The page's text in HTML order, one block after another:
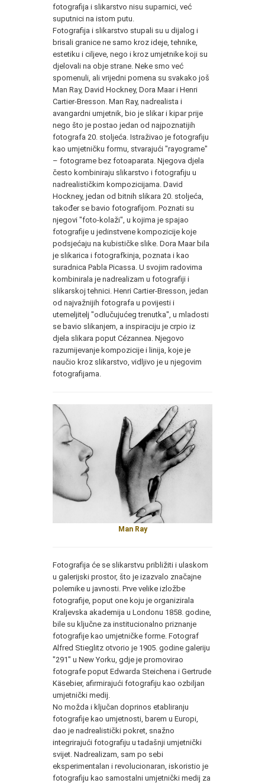
fotografija i slikarstvo nisu suparnici, već
suputnici na istom putu.
Fotografija i slikarstvo stupali su u dijalog i
brisali granice ne samo kroz ideje, tehnike,
estetiku i ciljeve, nego i kroz umjetnike koji su
djelovali na obje strane. Neke smo već
spomenuli, ali vrijedni pomena su svakako još
Man Ray, David Hockney, Dora Maar i Henri
Cartier-Bresson. Man Ray, nadrealista i
avangardni umjetnik, bio je slikar i kipar prije
nego što je postao jedan od najpoznatijih
fotografa 20. stoljeća. Istraživao je fotografiju
kao umjetničku formu, stvarajući "rayograme"
– fotograme bez fotoaparata. Njegova djela
često kombiniraju slikarstvo i fotografiju u
nadrealističkim kompozicijama. David
Hockney, jedan od bitnih slikara 20. stoljeća,
također se bavio fotografijom. Poznati su
njegovi "foto-kolaži", u kojima je spajao
fotografije u jedinstvene kompozicije koje
podsjećaju na kubističke slike. Dora Maar bila
je slikarica i fotografkinja, poznata i kao
suradnica Pabla Picassa. U svojim radovima
kombinirala je nadrealizam u fotografiji i
slikarskoj tehnici. Henri Cartier-Bresson, jedan
od najvažnijih fotografa u povijesti i
utemeljitelj "odlučujućeg trenutka", u mladosti
se bavio slikanjem, a inspiraciju je crpio iz
djela slikara poput Cézannea. Njegovo
razumijevanje kompozicije i linija, koje je
naučio kroz slikarstvo, vidljivo je u njegovim
fotografijama.
Man Ray
Fotografija će se slikarstvu približiti i ulaskom
u galerijski prostor, što je izazvalo značajne
polemike u javnosti. Prve velike izložbe
fotografije, poput one koju je organizirala
Kraljevska akademija u Londonu 1858. godine,
bile su ključne za institucionalno priznanje
fotografije kao umjetničke forme. Fotograf
Alfred Stieglitz otvorio je 1905. godine galeriju
"291" u New Yorku, gdje je promovirao
fotografe poput Edwarda Steichena i Gertrude
Käsebier, afirmirajući fotografiju kao ozbiljan
umjetnički medij.
No možda i ključan doprinos etabliranju
fotografije kao umjetnosti, barem u Europi,
dao je nadrealistički pokret, snažno
integrirajući fotografiju u tadašnji umjetnički
svijet. Nadrealizam, sam po sebi
eksperimentalan i revolucionaran, iskoristio je
fotografiju kao samostalni umjetnički medij za